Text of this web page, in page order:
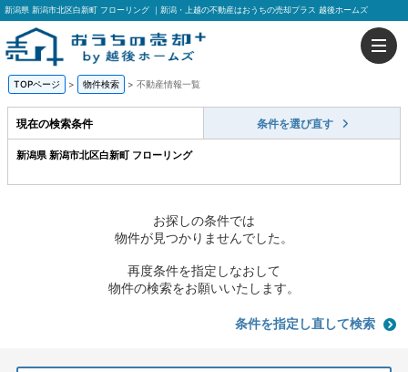
新潟県 新潟市北区白新町 フローリング ｜新潟・上越の不動産はおうちの売却プラス 越後ホームズ
TOPページ > 物件検索 > 不動産情報一覧
現在の検索条件 条件を選び直す
新潟県 新潟市北区白新町 フローリング
お探しの条件では
物件が見つかりませんでした。
再度条件を指定しなおして
物件の検索をお願いいたします。
条件を指定し直して検索